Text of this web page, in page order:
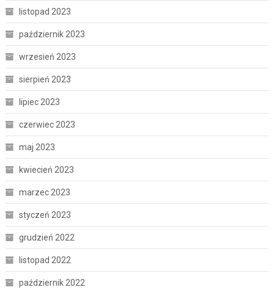
listopad 2023
październik 2023
wrzesień 2023
sierpień 2023
lipiec 2023
czerwiec 2023
maj 2023
kwiecień 2023
marzec 2023
styczeń 2023
grudzień 2022
listopad 2022
październik 2022